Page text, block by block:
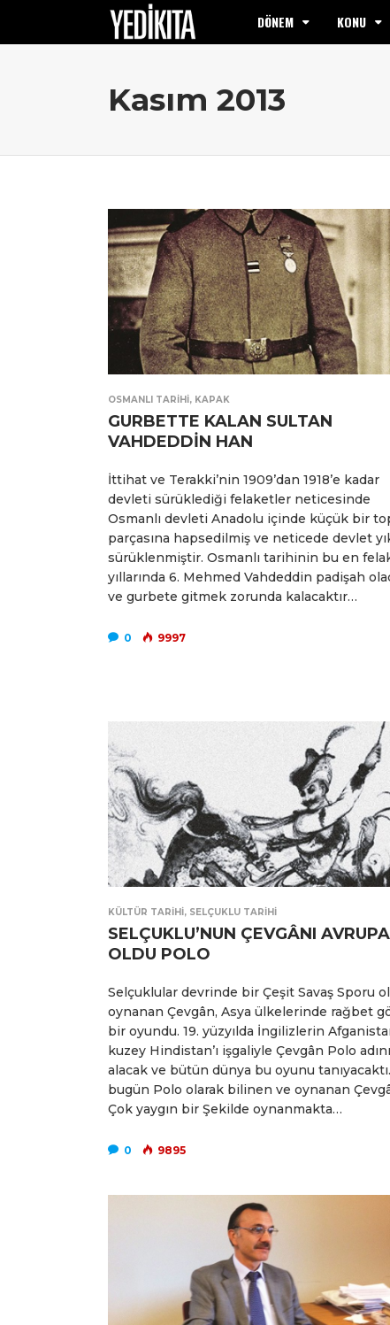
DÖNEM KONU
Kasım 2013
OSMANLI TARIHI, KAPAK
GURBETTE KALAN SULTAN
VAHDEDDİN HAN
İttihat ve Terakki’nin 1909’dan 1918’e kadar
devleti sürüklediği felaketler neticesinde
Osmanlı devleti Anadolu içinde küçük bir
parçasına hapsedilmiş ve neticede devlet
sürüklenmiştir. Osmanlı tarihinin bu en
yıllarında 6. Mehmed Vahdeddin padişah
ve gurbete gitmek zorunda kalacaktır…
0 9997
KÜLTÜR TARIHI, SELÇUKLU TARIHI
SELÇUKLU’NUN ÇEVGÂNI
OLDU POLO
Selçuklular devrinde bir Çeşit Savaş Sporu
oynanan Çevgân, Asya ülkelerinde rağbet
bir oyundu. 19. yüzyılda İngilizlerin
kuzey Hindistan’ı işgaliyle Çevgân Polo adını
alacak ve bütün dünya bu oyunu tanıyacaktı.
bugün Polo olarak bilinen ve oynanan
Çok yaygın bir Şekilde oynanmakta…
0 9895